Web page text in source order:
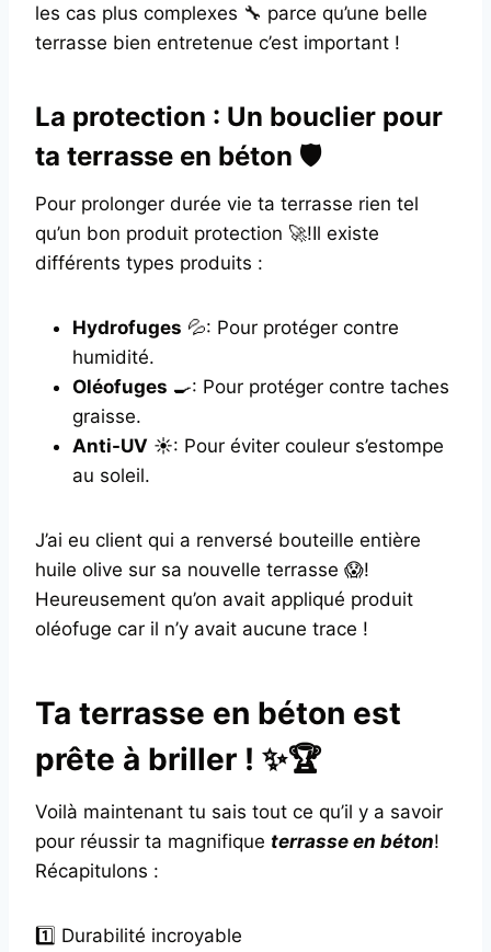
les cas plus complexes 🔧 parce qu’une belle
terrasse bien entretenue c’est important !
La protection : Un bouclier pour
ta terrasse en béton 🛡️
Pour prolonger durée vie ta terrasse rien tel
qu’un bon produit protection 🚀!Il existe
différents types produits :
Hydrofuges 💦: Pour protéger contre
humidité.
Oléofuges 🍳: Pour protéger contre taches
graisse.
Anti-UV ☀️: Pour éviter couleur s’estompe
au soleil.
J’ai eu client qui a renversé bouteille entière
huile olive sur sa nouvelle terrasse 😱!
Heureusement qu’on avait appliqué produit
oléofuge car il n’y avait aucune trace !
Ta terrasse en béton est
prête à briller ! ✨🏆
Voilà maintenant tu sais tout ce qu’il y a savoir
pour réussir ta magnifique terrasse en béton!
Récapitulons :
1️⃣ Durabilité incroyable